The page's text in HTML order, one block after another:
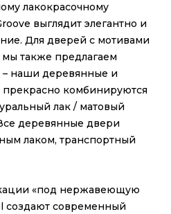
лакокрасочному
выглядит элегантно и
Для дверей с мотивами
также предлагаем
– наши деревянные и
комбинируются
лак / матовый
деревянные двери
лаком, транспортный
«под нержавеющую
создают современный